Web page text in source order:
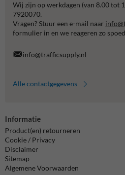
Wij zijn op werkdagen (van 8.00 tot
7920070.
Vragen? Stuur een e-mail naar
formulier in en we reageren zo
info@trafficsupply.nl
Alle contactgegevens
Informatie
Product(en) retourneren
Cookie / Privacy
Disclaimer
Sitemap
Algemene Voorwaarden